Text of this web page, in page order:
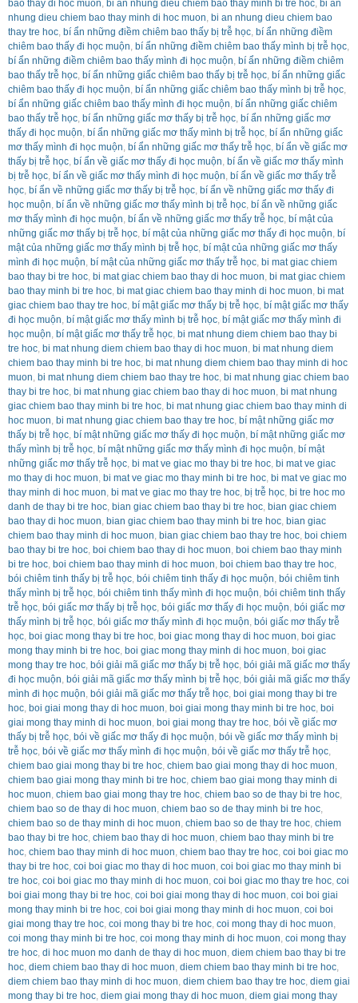
bao thay di hoc muon, bi an nhung dieu chiem bao thay minh bi tre hoc, bi an
nhung dieu chiem bao thay minh di hoc muon, bi an nhung dieu chiem bao
thay tre hoc, bí ẩn những điềm chiêm bao thấy bị trễ học, bí ẩn những điềm
chiêm bao thấy đi học muộn, bí ẩn những điềm chiêm bao thấy mình bị trễ học,
bí ẩn những điềm chiêm bao thấy mình đi học muộn, bí ẩn những điềm chiêm
bao thấy trễ học, bí ẩn những giấc chiêm bao thấy bị trễ học, bí ẩn những giấc
chiêm bao thấy đi học muộn, bí ẩn những giấc chiêm bao thấy mình bị trễ học,
bí ẩn những giấc chiêm bao thấy mình đi học muộn, bí ẩn những giấc chiêm
bao thấy trễ học, bí ẩn những giấc mơ thấy bị trễ học, bí ẩn những giấc mơ
thấy đi học muộn, bí ẩn những giấc mơ thấy mình bị trễ học, bí ẩn những giấc
mơ thấy mình đi học muộn, bí ẩn những giấc mơ thấy trễ học, bí ẩn về giấc mơ
thấy bị trễ học, bí ẩn về giấc mơ thấy đi học muộn, bí ẩn về giấc mơ thấy mình
bị trễ học, bí ẩn về giấc mơ thấy mình đi học muộn, bí ẩn về giấc mơ thấy trễ
học, bí ẩn về những giấc mơ thấy bị trễ học, bí ẩn về những giấc mơ thấy đi
học muộn, bí ẩn về những giấc mơ thấy mình bị trễ học, bí ẩn về những giấc
mơ thấy mình đi học muộn, bí ẩn về những giấc mơ thấy trễ học, bí mật của
những giấc mơ thấy bị trễ học, bí mật của những giấc mơ thấy đi học muộn, bí
mật của những giấc mơ thấy mình bị trễ học, bí mật của những giấc mơ thấy
mình đi học muộn, bí mật của những giấc mơ thấy trễ học, bi mat giac chiem
bao thay bi tre hoc, bi mat giac chiem bao thay di hoc muon, bi mat giac chiem
bao thay minh bi tre hoc, bi mat giac chiem bao thay minh di hoc muon, bi mat
giac chiem bao thay tre hoc, bí mật giấc mơ thấy bị trễ học, bí mật giấc mơ thấy
đi học muộn, bí mật giấc mơ thấy mình bị trễ học, bí mật giấc mơ thấy mình đi
học muộn, bí mật giấc mơ thấy trễ học, bi mat nhung diem chiem bao thay bi
tre hoc, bi mat nhung diem chiem bao thay di hoc muon, bi mat nhung diem
chiem bao thay minh bi tre hoc, bi mat nhung diem chiem bao thay minh di hoc
muon, bi mat nhung diem chiem bao thay tre hoc, bi mat nhung giac chiem bao
thay bi tre hoc, bi mat nhung giac chiem bao thay di hoc muon, bi mat nhung
giac chiem bao thay minh bi tre hoc, bi mat nhung giac chiem bao thay minh di
hoc muon, bi mat nhung giac chiem bao thay tre hoc, bí mật những giấc mơ
thấy bị trễ học, bí mật những giấc mơ thấy đi học muộn, bí mật những giấc mơ
thấy mình bị trễ học, bí mật những giấc mơ thấy mình đi học muộn, bí mật
những giấc mơ thấy trễ học, bi mat ve giac mo thay bi tre hoc, bi mat ve giac
mo thay di hoc muon, bi mat ve giac mo thay minh bi tre hoc, bi mat ve giac mo
thay minh di hoc muon, bi mat ve giac mo thay tre hoc, bị trễ học, bi tre hoc mo
danh de thay bi tre hoc, bian giac chiem bao thay bi tre hoc, bian giac chiem
bao thay di hoc muon, bian giac chiem bao thay minh bi tre hoc, bian giac
chiem bao thay minh di hoc muon, bian giac chiem bao thay tre hoc, boi chiem
bao thay bi tre hoc, boi chiem bao thay di hoc muon, boi chiem bao thay minh
bi tre hoc, boi chiem bao thay minh di hoc muon, boi chiem bao thay tre hoc,
bói chiêm tinh thấy bị trễ học, bói chiêm tinh thấy đi học muộn, bói chiêm tinh
thấy mình bị trễ học, bói chiêm tinh thấy mình đi học muộn, bói chiêm tinh thấy
trễ học, bói giấc mơ thấy bị trễ học, bói giấc mơ thấy đi học muộn, bói giấc mơ
thấy mình bị trễ học, bói giấc mơ thấy mình đi học muộn, bói giấc mơ thấy trễ
học, boi giac mong thay bi tre hoc, boi giac mong thay di hoc muon, boi giac
mong thay minh bi tre hoc, boi giac mong thay minh di hoc muon, boi giac
mong thay tre hoc, bói giải mã giấc mơ thấy bị trễ học, bói giải mã giấc mơ thấy
đi học muộn, bói giải mã giấc mơ thấy mình bị trễ học, bói giải mã giấc mơ thấy
mình đi học muộn, bói giải mã giấc mơ thấy trễ học, boi giai mong thay bi tre
hoc, boi giai mong thay di hoc muon, boi giai mong thay minh bi tre hoc, boi
giai mong thay minh di hoc muon, boi giai mong thay tre hoc, bói về giấc mơ
thấy bị trễ học, bói về giấc mơ thấy đi học muộn, bói về giấc mơ thấy mình bị
trễ học, bói về giấc mơ thấy mình đi học muộn, bói về giấc mơ thấy trễ học,
chiem bao giai mong thay bi tre hoc, chiem bao giai mong thay di hoc muon,
chiem bao giai mong thay minh bi tre hoc, chiem bao giai mong thay minh di
hoc muon, chiem bao giai mong thay tre hoc, chiem bao so de thay bi tre hoc,
chiem bao so de thay di hoc muon, chiem bao so de thay minh bi tre hoc,
chiem bao so de thay minh di hoc muon, chiem bao so de thay tre hoc, chiem
bao thay bi tre hoc, chiem bao thay di hoc muon, chiem bao thay minh bi tre
hoc, chiem bao thay minh di hoc muon, chiem bao thay tre hoc, coi boi giac mo
thay bi tre hoc, coi boi giac mo thay di hoc muon, coi boi giac mo thay minh bi
tre hoc, coi boi giac mo thay minh di hoc muon, coi boi giac mo thay tre hoc, coi
boi giai mong thay bi tre hoc, coi boi giai mong thay di hoc muon, coi boi giai
mong thay minh bi tre hoc, coi boi giai mong thay minh di hoc muon, coi boi
giai mong thay tre hoc, coi mong thay bi tre hoc, coi mong thay di hoc muon,
coi mong thay minh bi tre hoc, coi mong thay minh di hoc muon, coi mong thay
tre hoc, di hoc muon mo danh de thay di hoc muon, diem chiem bao thay bi tre
hoc, diem chiem bao thay di hoc muon, diem chiem bao thay minh bi tre hoc,
diem chiem bao thay minh di hoc muon, diem chiem bao thay tre hoc, diem giai
mong thay bi tre hoc, diem giai mong thay di hoc muon, diem giai mong thay